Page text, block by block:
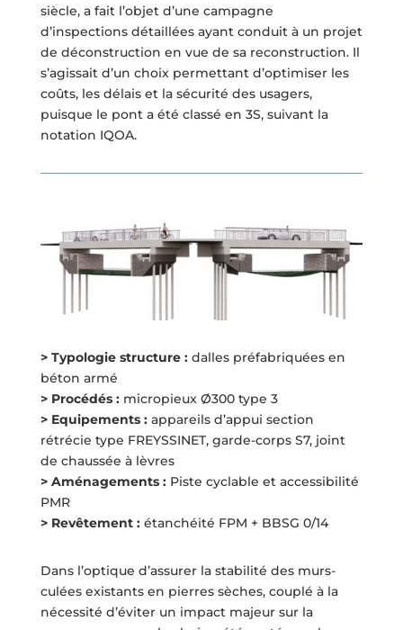
siècle, a fait l’objet d’une campagne
d’inspections détaillées ayant conduit à un projet
de déconstruction en vue de sa reconstruction. Il
s’agissait d’un choix permettant d’optimiser les
coûts, les délais et la sécurité des usagers,
puisque le pont a été classé en 3S, suivant la
notation IQOA.
> Typologie structure :dalles préfabriquées en
béton armé
> Procédés :micropieux Ø300 type 3
> Equipements :appareils d’appui section
rétrécie type FREYSSINET, garde-corps S7, joint
de chaussée à lèvres
> Aménagements :Piste cyclable et accessibilité
PMR
> Revêtement :étanchéité FPM + BBSG 0/14
Dans l’optique d’assurer la stabilité des murs-
culées existants en pierres sèches, couplé à la
nécessité d’éviter un impact majeur sur la